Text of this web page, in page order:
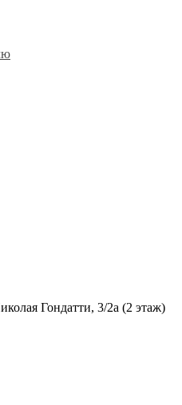
Гондатти, 3/2а (2 этаж)